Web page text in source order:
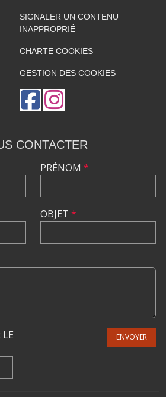
SIGNALER UN CONTENU
INAPPROPRIÉ
CHARTE COOKIES
GESTION DES COOKIES
CONTACTER
PRÉNOM *
OBJET *
LE
ENVOYER